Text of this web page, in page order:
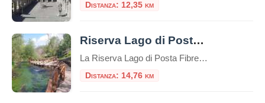
Distanza: 12,35 km
Riserva Lago di Posta Fibreno
La Riserva Lago di Posta Fibreno, o semplicemente Lago di Posta Fibreno, è una riserva naturale situata nella regione del Lazio, in Italia. Si trova nelle vicinanze del comune di Posta Fibreno, nella provincia di Frosinone. Il lago è di origine carsica e si estende su una superficie di circa 0,3 chilometri quadrati.È alimentato da […]
Distanza: 14,76 km